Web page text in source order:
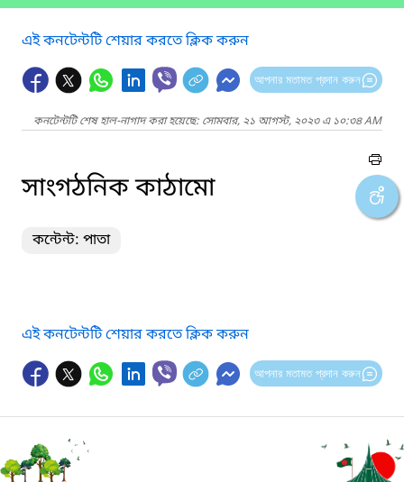
এই কনটেন্টটি শেয়ার করতে ক্লিক করুন
আপনার মতামত প্রদান করুন
কনটেন্টটি শেষ হাল-নাগাদ করা হয়েছে: সোমবার, ২১ আগস্ট, ২০২৩ এ ১০:৩৪ AM
সাংগঠনিক কাঠামো
কন্টেন্ট: পাতা
এই কনটেন্টটি শেয়ার করতে ক্লিক করুন
আপনার মতামত প্রদান করুন